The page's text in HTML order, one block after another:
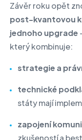
Závěr roku opět
post-kvantovou
jednoho upgrade
který kombinuje:
strategie a
technické
státy mají
zapojení
zkušeností a